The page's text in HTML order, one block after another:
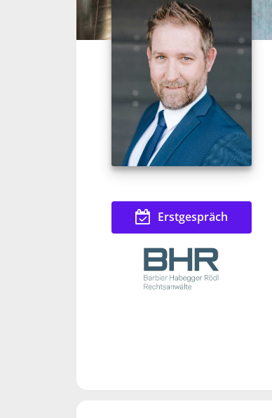
Erstgespräch